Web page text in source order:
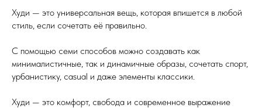
Худи — это универсальная вещь, которая впишется в любой
стиль, если сочетать её правильно.
С помощью семи способов можно создавать как
минималистичные, так и динамичные образы, сочетать спорт,
урбанистику, casual и даже элементы классики.
Худи — это комфорт, свобода и современное выражение